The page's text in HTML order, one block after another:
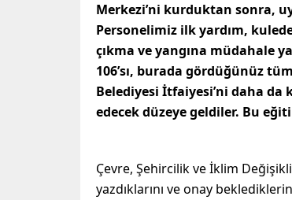
Merkezi’ni kurduktan sonra,
Personelimiz ilk yardım,
çıkma ve yangına müdahale
106’sı, burada gördüğünüz
Belediyesi İtfaiyesi’ni daha
edecek düzeye geldiler. Bu
Çevre, Şehircilik ve İklim
yazdıklarını ve onay